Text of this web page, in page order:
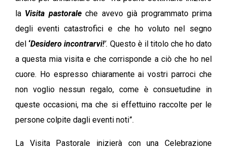
la Visita pastorale che avevo già programmato prima
degli eventi catastrofici e che ho voluto nel segno
del ‘Desidero incontrarvi!’. Questo è il titolo che ho dato
a questa mia visita e che corrisponde a ciò che ho nel
cuore. Ho espresso chiaramente ai vostri parroci che
non voglio nessun regalo, come è consuetudine in
queste occasioni, ma che si effettuino raccolte per le
persone colpite dagli eventi noti”.
La Visita Pastorale inizierà con una Celebrazione